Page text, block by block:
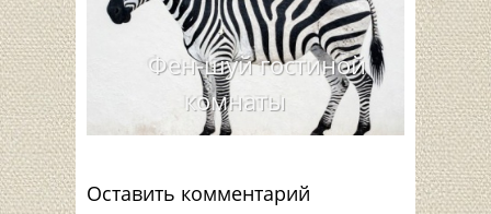
Фен-шуй гостиной
комнаты
Оставить комментарий